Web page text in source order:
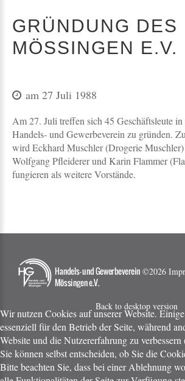
GRÜNDUNG DES
MÖSSINGEN E.V.
am 27 Juli 1988
Am 27. Juli treffen sich 45 Geschäftsleute
Handels- und Gewerbeverein zu gründen.
wird Eckhard Muschler (Drogerie
Wolfgang Pfleiderer und Karin Flammer
fungieren als weitere Vorstände.
©2026
Back to desktop version
Wir nutzen Cookies auf unserer Website.
essenziell für den Betrieb der Seite, während
Website und die Nutzererfahrung zu
Sie können selbst entscheiden, ob Sie die
Bitte beachten Sie, dass bei einer Ablehnung